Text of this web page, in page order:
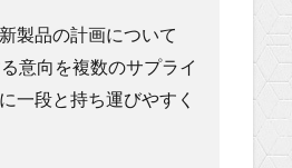
製品の計画について
意向を複数のサプライ
一段と持ち運びやすく